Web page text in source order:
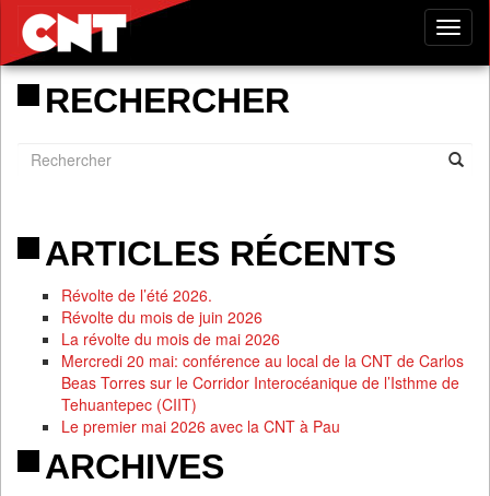
RECHERCHER
ARTICLES RÉCENTS
Révolte de l’été 2026.
Révolte du mois de juin 2026
La révolte du mois de mai 2026
Mercredi 20 mai: conférence au local de la CNT de Carlos
Beas Torres sur le Corridor Interocéanique de l’Isthme de
Tehuantepec (CIIT)
Le premier mai 2026 avec la CNT à Pau
ARCHIVES